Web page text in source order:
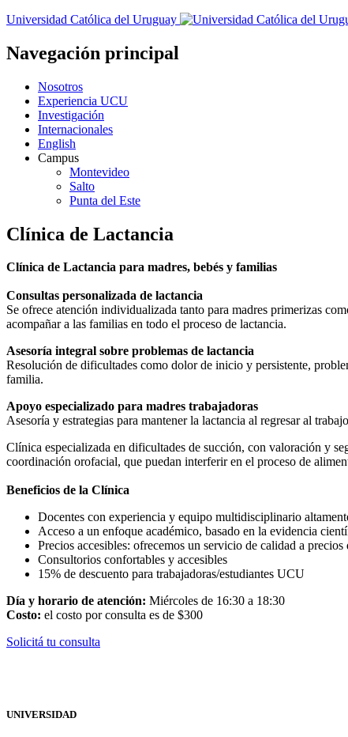
Universidad Católica del Uruguay
Navegación principal
Nosotros
Experiencia UCU
Investigación
Internacionales
English
Campus
Montevideo
Salto
Punta del Este
Clínica de Lactancia
Clínica de Lactancia para madres, bebés y familias
Consultas personalizada de lactancia
Se ofrece atención individualizada tanto para madres primerizas
acompañar a las familias en todo el proceso de lactancia.
Asesoría integral sobre problemas de lactancia
Resolución de dificultades como dolor de inicio y persistente,
familia.
Apoyo especializado para madres trabajadoras
Asesoría y estrategias para mantener la lactancia al regresar al
Clínica especializada en dificultades de succión, con valoración y
coordinación orofacial, que puedan interferir en el proceso de
Beneficios de la Clínica
Docentes con experiencia y equipo multidisciplinario
Acceso a un enfoque académico, basado en la evidencia
Precios accesibles: ofrecemos un servicio de calidad a
Consultorios confortables y accesibles
15% de descuento para trabajadoras/estudiantes UCU
Día y horario de atención: Miércoles de 16:30 a 18:30
Costo: el costo por consulta es de $300
Solicitá tu consulta
UNIVERSIDAD